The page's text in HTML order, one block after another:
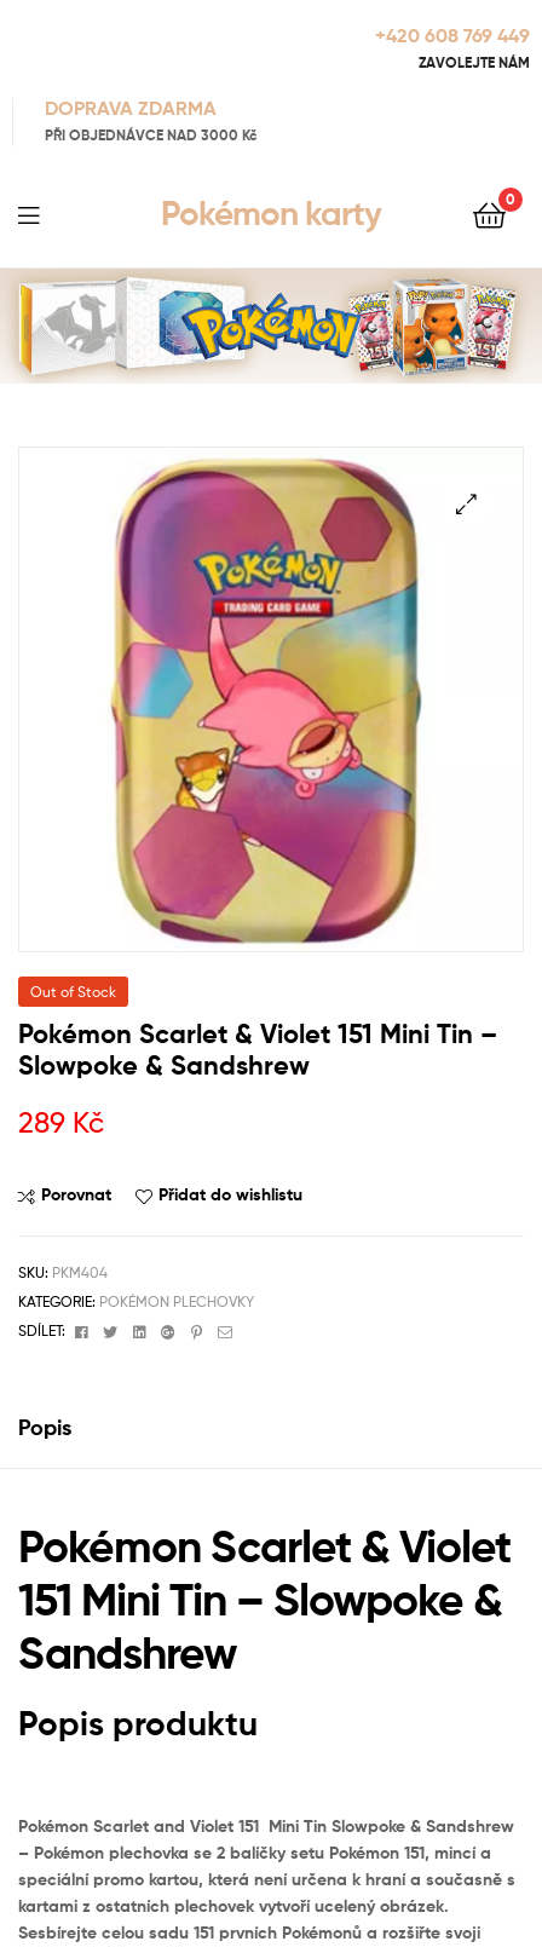
+420 608 769 449
ZAVOLEJTE NÁM
DOPRAVA ZDARMA
PŘI OBJEDNÁVCE NAD 3000 Kč
Pokémon karty 0
Out of Stock
Pokémon Scarlet & Violet 151 Mini Tin –
Slowpoke & Sandshrew
289 Kč
Porovnat Přidat do wishlistu
SKU: PKM404
KATEGORIE: POKÉMON PLECHOVKY
SDÍLET:
FacebookTwitterLinkedinGoogle+Pinterest
Email
Popis
Pokémon Scarlet & Violet
151 Mini Tin – Slowpoke &
Sandshrew
Popis produktu
Pokémon Scarlet and Violet 151 Mini Tin Slowpoke & Sandshrew
– Pokémon plechovka se 2 balíčky setu Pokémon 151, mincí a
speciální promo kartou, která není určena k hraní a současně s
kartami z ostatních plechovek vytvoří ucelený obrázek.
Sesbírejte celou sadu 151 prvních Pokémonů a rozšiřte svoji